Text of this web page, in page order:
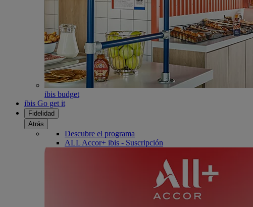
ibis budget
ibis Go get it
Fidelidad
Atrás
Descubre el programa
ALL Accor+ ibis - Suscripción